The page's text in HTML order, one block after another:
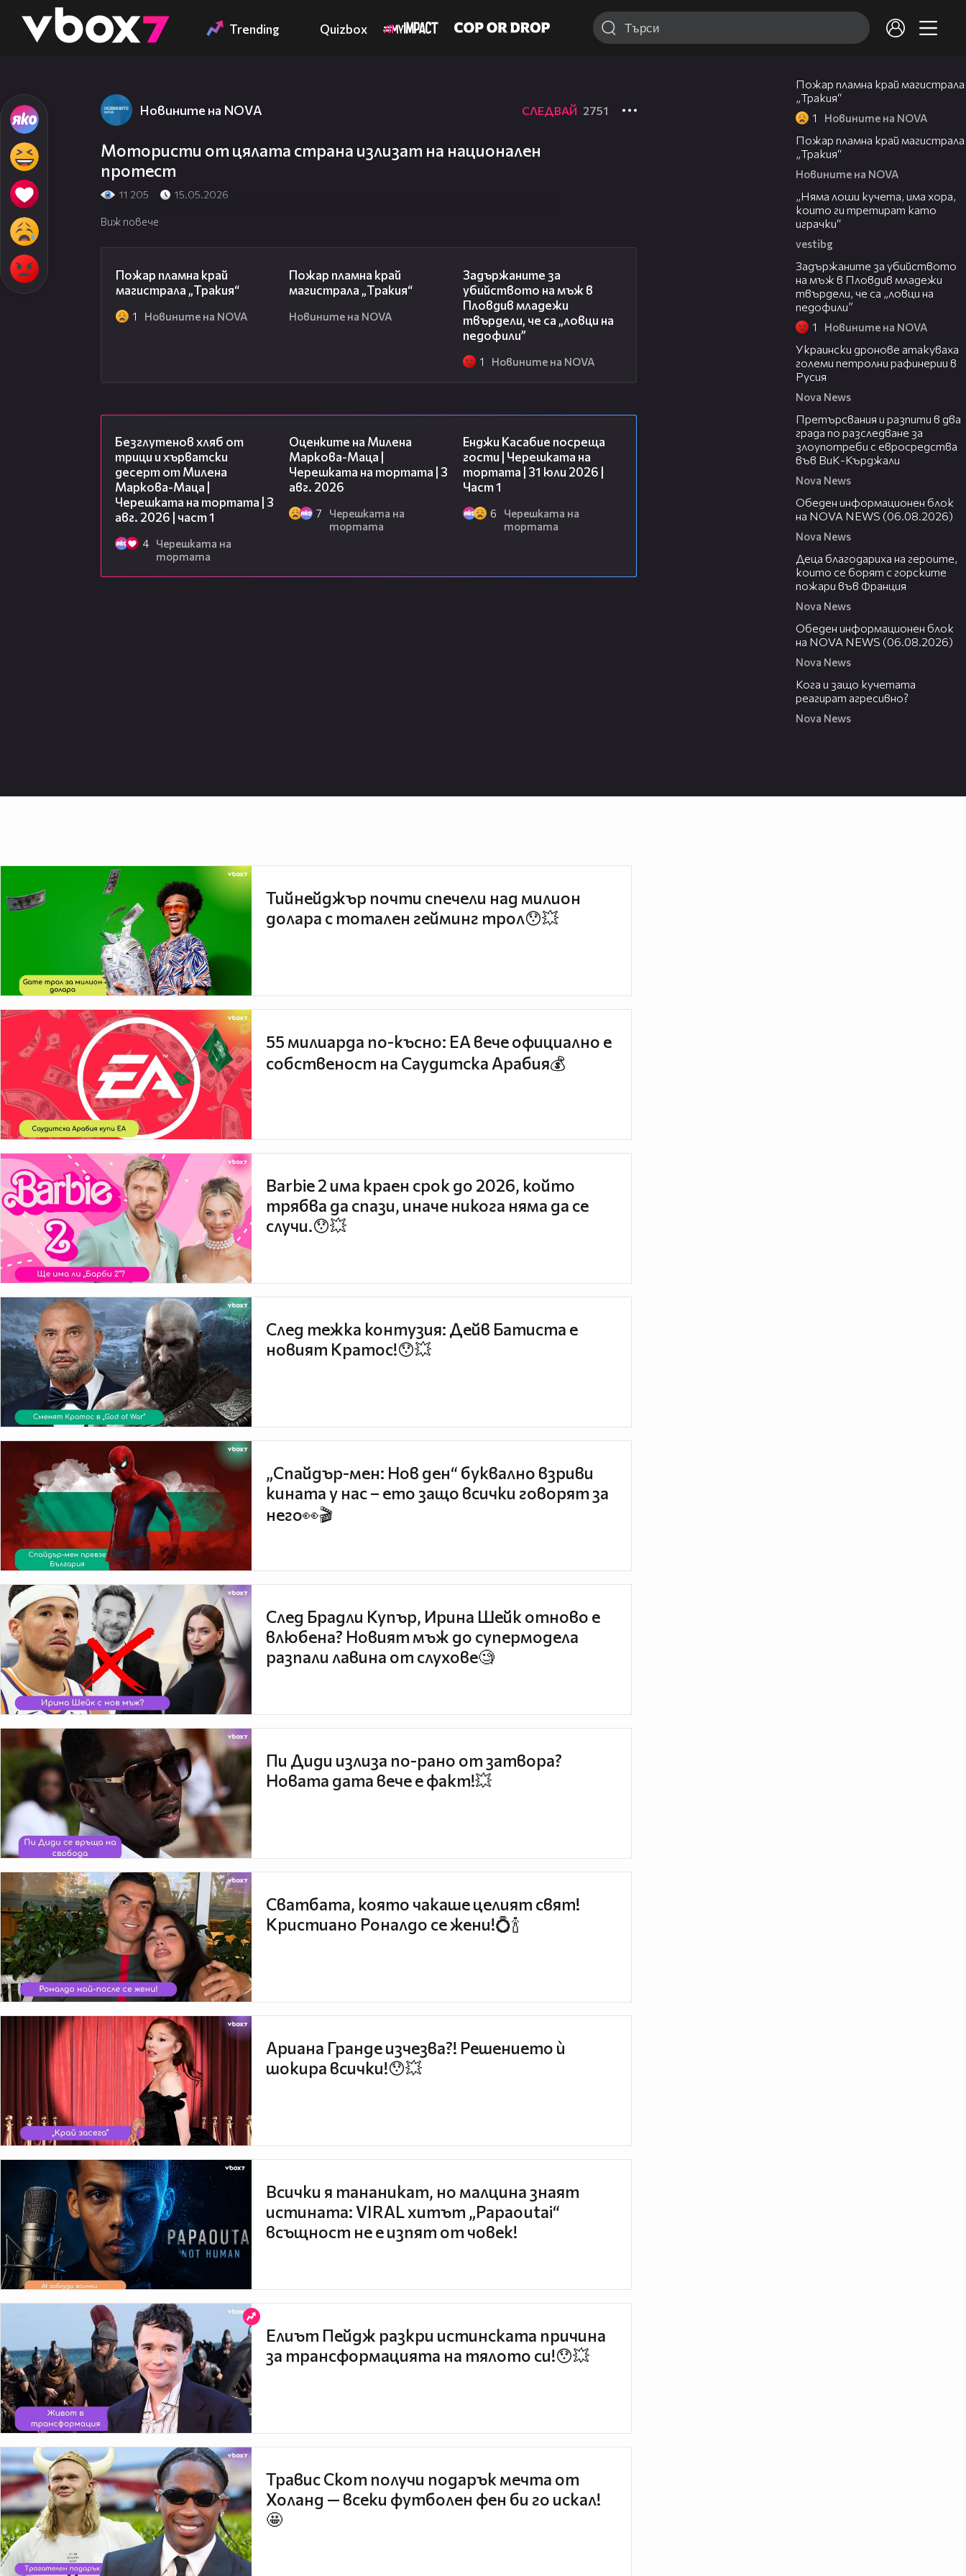
👾 Trending Quizbox
Новините на NOVA СЛЕДВАЙ 2751
Мотористи от цялата страна излизат на национален
протест
11 205 15.05.2026
Виж повече
Пожар пламна край
магистрала „Тракия“
1 Новините на NOVA
Пожар пламна край
магистрала „Тракия“
Новините на NOVA
Задържаните за
убийството на мъж в
Пловдив младежи
твърдели, че са „ловци на
педофили”
1 Новините на NOVA
Безглутенов хляб от
трици и хърватски
десерт от Милена
Маркова-Маца |
Черешката на тортата | 3
авг. 2026 | част 1
4
Черешката на
тортата
Оценките на Милена
Маркова-Маца |
Черешката на тортата | 3
авг. 2026
7
Черешката на
тортата
Енджи Касабие посреща
гости | Черешката на
тортата | 31 юли 2026 |
Част 1
6
Черешката на
тортата
Пожар пламна край магистрала
„Тракия“
1 Новините на NOVA
Пожар пламна край магистрала
„Тракия“
Новините на NOVA
„Няма лоши кучета, има хора,
които ги третират като
играчки“
vestibg
Задържаните за убийството
на мъж в Пловдив младежи
твърдели, че са „ловци на
педофили”
1 Новините на NOVA
Украински дронове атакуваха
големи петролни рафинерии в
Русия
Nova News
Претърсвания и разпити в два
града по разследване за
злоупотреби с евросредства
във ВиК-Кърджали
Nova News
Обеден информационен блок
на NOVA NEWS (06.08.2026)
Nova News
Деца благодариха на героите,
които се борят с горските
пожари във Франция
Nova News
Обеден информационен блок
на NOVA NEWS (06.08.2026)
Nova News
Кога и защо кучетата
реагират агресивно?
Nova News
Тийнейджър почти спечели над милион
долара с тотален гейминг трол😯💥
55 милиарда по-късно: EA вече официално е
собственост на Саудитска Арабия💰
Barbie 2 има краен срок до 2026, който
трябва да спази, иначе никога няма да се
случи.😯💥
След тежка контузия: Дейв Батиста е
новият Кратос!😯💥
„Спайдър-мен: Нов ден“ буквално взриви
кината у нас – ето защо всички говорят за
него👀🎬
След Брадли Купър, Ирина Шейк отново е
влюбена? Новият мъж до супермодела
разпали лавина от слухове🧐
Пи Диди излиза по-рано от затвора?
Новата дата вече е факт!💥
Сватбата, която чакаше целият свят!
Кристиано Роналдо се жени!💍🍾
Ариана Гранде изчезва?! Решението ѝ
шокира всички!😯💥
Всички я тананикат, но малцина знаят
истината: VIRAL хитът „Papaoutai“
всъщност не е изпят от човек!
Елиът Пейдж разкри истинската причина
за трансформацията на тялото си!😯💥
Травис Скот получи подарък мечта от
Холанд — всеки футболен фен би го искал!
🤩